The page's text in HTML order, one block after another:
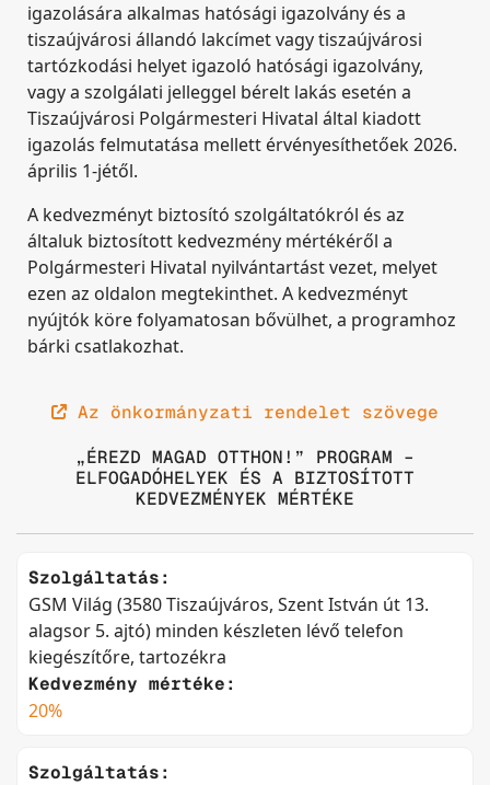
igazolására alkalmas hatósági igazolvány és a
tiszaújvárosi állandó lakcímet vagy tiszaújvárosi
tartózkodási helyet igazoló hatósági igazolvány,
vagy a szolgálati jelleggel bérelt lakás esetén a
Tiszaújvárosi Polgármesteri Hivatal által kiadott
igazolás felmutatása mellett érvényesíthetőek 2026.
április 1-jétől.
A kedvezményt biztosító szolgáltatókról és az
általuk biztosított kedvezmény mértékéről a
Polgármesteri Hivatal nyilvántartást vezet, melyet
ezen az oldalon megtekinthet. A kedvezményt
nyújtók köre folyamatosan bővülhet, a programhoz
bárki csatlakozhat.
Az önkormányzati rendelet szövege
„ÉREZD MAGAD OTTHON!” PROGRAM –
ELFOGADÓHELYEK ÉS A BIZTOSÍTOTT
KEDVEZMÉNYEK MÉRTÉKE
Szolgáltatás:
GSM Világ (3580 Tiszaújváros, Szent István út 13.
alagsor 5. ajtó) minden készleten lévő telefon
kiegészítőre, tartozékra
Kedvezmény mértéke:
20%
Szolgáltatás: